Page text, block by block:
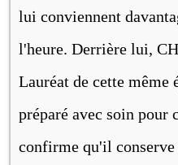
lui conviennent
l'heure. Derrière lui,
Lauréat de cette
préparé avec soin pour
confirme qu'il conserve